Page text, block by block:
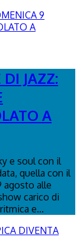
JAZZ:
A
e soul con il
quella con il
agosto alle
carico di
e...